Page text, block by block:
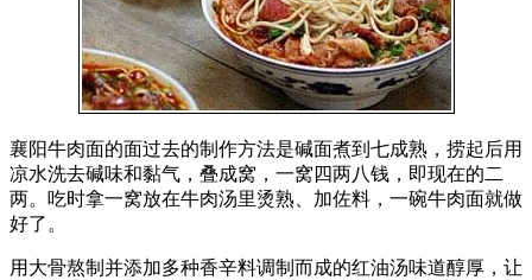
襄阳牛肉面的面过去的制作方法是碱面煮到七成熟，捞起后用
凉水洗去碱味和黏气，叠成窝，一窝四两八钱，即现在的二
两。吃时拿一窝放在牛肉汤里烫熟、加佐料，一碗牛肉面就做
好了。
用大骨熬制并添加多种香辛料调制而成的红油汤味道醇厚，让